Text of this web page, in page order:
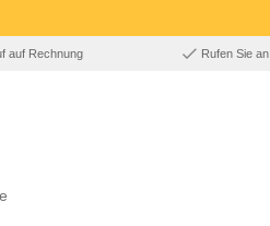
auf Rechnung Rufen Sie